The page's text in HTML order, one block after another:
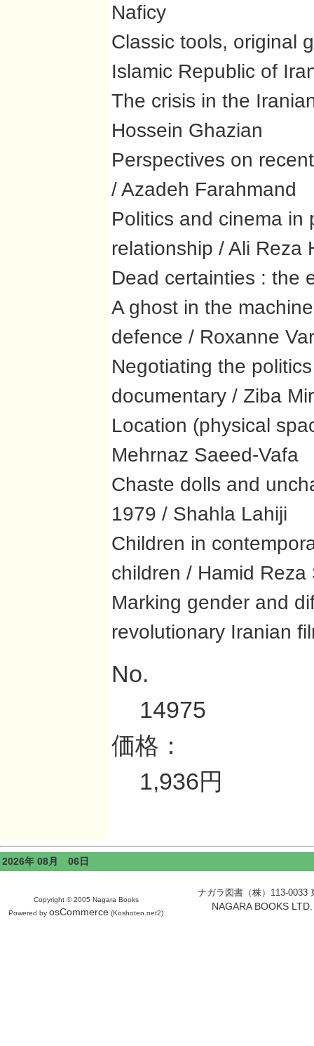
Naficy
Classic tools, original
Islamic Republic of
The crisis in the
Hossein Ghazian
Perspectives on
/ Azadeh Farahmand
Politics and cinema in
relationship / Ali Reza
Dead certainties : the
A ghost in the
defence / Roxanne
Negotiating the
documentary / Ziba
Location (physical
Mehrnaz Saeed-Vafa
Chaste dolls and
1979 / Shahla Lahiji
Children in
children / Hamid Reza
Marking gender and
revolutionary Iranian
No.
14975
価格：
1,936円
2026年 08月 06日
Copyright © 2005 Nagara Books
Powered by osCommerce (Koshoten.net2)
ナガラ図書（株）113-
NAGARA BOOKS